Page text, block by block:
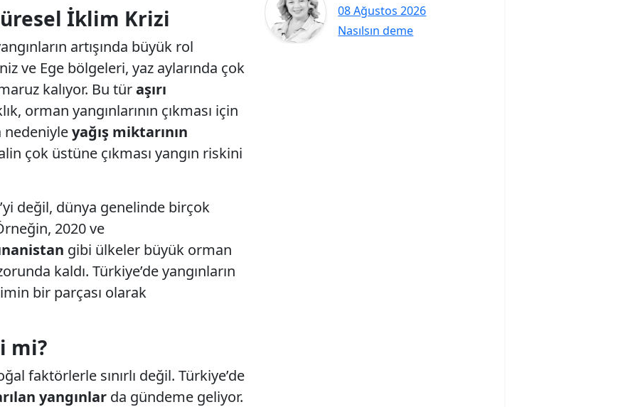
İklim Krizi
artışında büyük rol
ve Ege bölgeleri, yaz aylarında çok
kalıyor. Bu türaşırı
orman yangınlarının çıkması için
nedeniyleyağış miktarının
çok üstüne çıkması yangın riskini
değil, dünya genelinde birçok
2020 ve
gibi ülkeler büyük orman
kaldı. Türkiye’de yangınların
bir parçası olarak
mi?
faktörlerle sınırlı değil. Türkiye’de
yangınlar da gündeme geliyor.
08 Ağustos 2026
Nasılsın deme